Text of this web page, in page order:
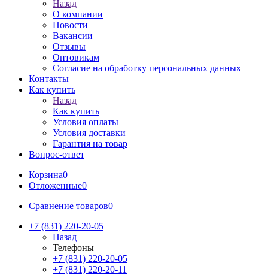
Назад
О компании
Новости
Вакансии
Отзывы
Оптовикам
Cогласие на обработку персональных данных
Контакты
Как купить
Назад
Как купить
Условия оплаты
Условия доставки
Гарантия на товар
Вопрос-ответ
Корзина0
Отложенные0
Сравнение товаров0
+7 (831) 220-20-05
Назад
Телефоны
+7 (831) 220-20-05
+7 (831) 220-20-11